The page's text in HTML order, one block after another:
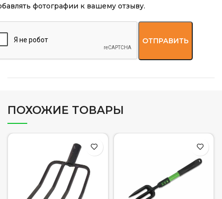
фотографии к вашему отзыву.
ПОХОЖИЕ ТОВАРЫ